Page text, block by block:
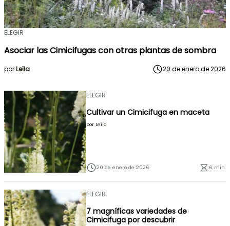
ELEGIR
Asociar las Cimicifugas con otras plantas de sombra
porLeïla 20 de enero de 2026
ELEGIR
Cultivar un Cimicifuga en maceta
por Leïla
20 de enero de 2026 6 min.
ELEGIR
7 magníficas variedades de
Cimicifuga por descubrir